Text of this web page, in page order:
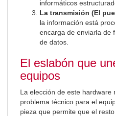
informáticos
La transmisión (El
la información está
encarga de enviarla de
de datos.
El eslabón que
equipos
La elección de este hardware
problema técnico para el
pieza que permite que el